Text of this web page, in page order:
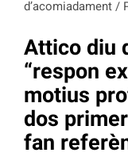
d’acomiadament /
Attico diu
“respon
motius
dos
fan